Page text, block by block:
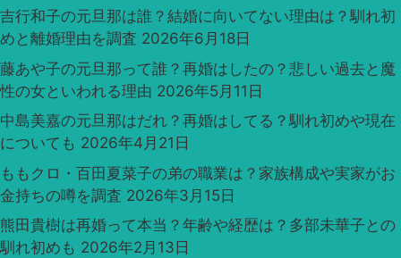
吉行和子の元旦那は誰？結婚に向いてない理由は？馴れ初
めと離婚理由を調査 2026年6月18日
藤あや子の元旦那って誰？再婚はしたの？悲しい過去と魔
性の女といわれる理由 2026年5月11日
中島美嘉の元旦那はだれ？再婚はしてる？馴れ初めや現在
についても 2026年4月21日
ももクロ・百田夏菜子の弟の職業は？家族構成や実家がお
金持ちの噂を調査 2026年3月15日
熊田貴樹は再婚って本当？年齢や経歴は？多部未華子との
馴れ初めも 2026年2月13日